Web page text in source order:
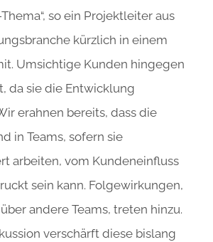
so ein Projektleiter aus
kürzlich in einem
Umsichtige Kunden hingegen
da sie die Entwicklung
erahnen bereits, dass die
in Teams, sofern sie
arbeiten, vom Kundeneinfluss
sein kann. Folgewirkungen,
andere Teams, treten hinzu.
verschärft diese bislang